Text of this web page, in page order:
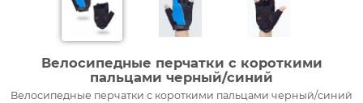
Велосипедные перчатки с короткими
пальцами черный/синий
Велосипедные перчатки с короткими пальцами черный/синий